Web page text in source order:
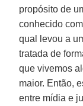
propósito de
conhecido
qual levou a
tratada de
que vivemos
maior. Então,
entre mídia e